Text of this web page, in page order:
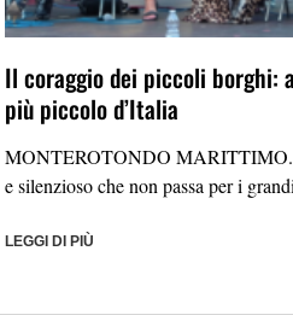
Il coraggio dei piccoli borghi:
più piccolo d’Italia
MONTEROTONDO MARITTIMO.
e silenzioso che non passa per i
LEGGI DI PIÙ